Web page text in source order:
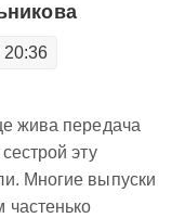
20:36
жива передача
эту
Многие выпуски